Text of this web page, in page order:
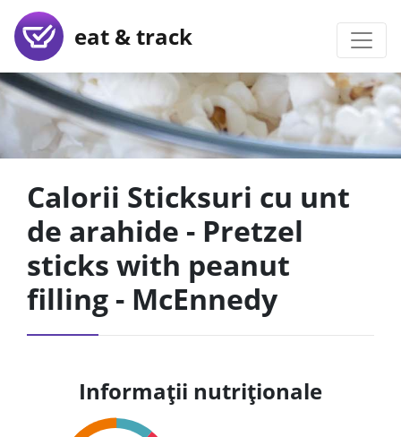
eat & track
Calorii Sticksuri cu unt
de arahide - Pretzel
sticks with peanut
filling - McEnnedy
Informații nutriționale